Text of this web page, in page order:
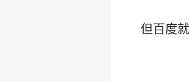
但百度